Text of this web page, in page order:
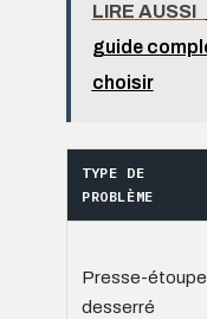
LIRE AUSSI
guide
choisir
TYPE DE
PROBLÈME
Presse-étoupe
desserré